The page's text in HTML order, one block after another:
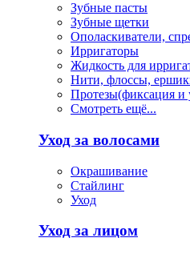
Зубные пасты
Зубные щетки
Ополаскиватели,
Ирригаторы
Жидкость для
Нити, флоссы,
Протезы(фиксация и
Смотреть ещё...
Уход за волосами
Окрашивание
Стайлинг
Уход
Уход за лицом